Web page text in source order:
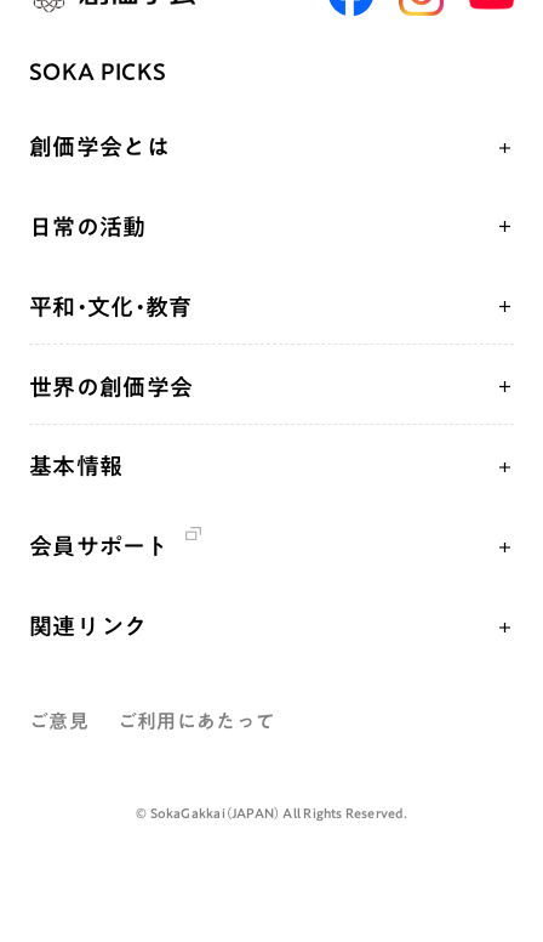
SOKA PICKS
創価学会とは
祈り
聖典
釈尊～法華経
創価学会の三代会長
第2代会長・戸田城聖先生
日常の活動
座談会
仏法を語る
年間の活動について
彼岸
平和・文化・教育
「人権文化」「ジェンダー平等」を促進
人道支援
展示活動
世界の創価学会
基本情報
創価学会 社会憲章
沿革
入会について
会員サポート
関連リンク
墓地公園・納骨堂
聖教ブックストア
ご意見 ご利用にあたって
©️ SokaGakkai（JAPAN） All Rights Reserved.